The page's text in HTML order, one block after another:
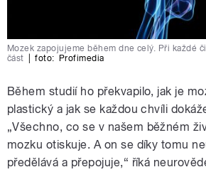
Mozek zapojujeme během dne celý. Při každé
část
foto: Profimedia
Během studií ho překvapilo, jak je
plastický a jak se každou chvíli
„Všechno, co se v našem běžném
mozku otiskuje. A on se díky tomu
předělává a přepojuje,“ říká